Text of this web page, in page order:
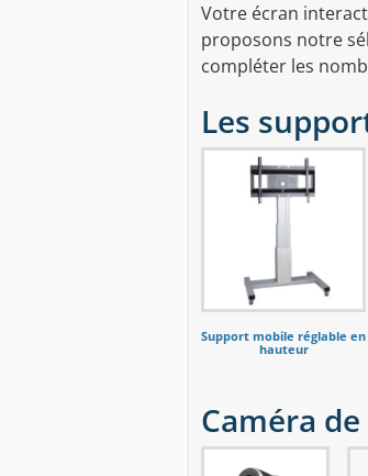
Votre écran
proposons notre
compléter les
Les
Support mobile réglable en
hauteur
Caméra